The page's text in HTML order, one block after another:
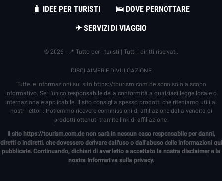
🧳 IDEE PER TURISTI
🛌 DOVE PERNOTTARE
✈ SERVIZI DI VIAGGIO
© 2026 - 📍 Tutto per i turisti | Tutti i diritti riservati.
DISCLAIMER E DIVULGAZIONE
Tutte le informazioni sul sito https://tourism.com.desono solo a scopo
informativo. Sei l'unico responsabile della conformità a qualsiasi legge locale o
internazionale applicabile. Il sito consiglia spesso prodotti che riteniamo utili ai
nostri lettori. Potremmo ricevere commissioni di affiliazione dalla vendita di
prodotti ottenuti tramite link di affiliazione.
Il sito https://tourism.com.denon sarà in nessun caso responsabile per danni,
diretti o indiretti, che dovessero derivare dall'uso o dall'abuso delle informazioni qui
pubblicate. Continuando, dichiari di aver letto e accettato la nostra disclaimere la
nostra Informativa sulla privacy.